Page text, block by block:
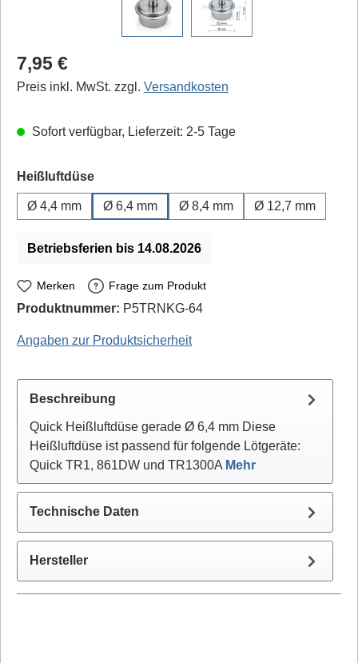
Regulärer Preis:
7,95 €
Preis inkl. MwSt. zzgl. Versandkosten
Sofort verfügbar, Lieferzeit: 2-5 Tage
Heißluftdüseauswählen
Ø 4,4 mm Ø 6,4 mm Ø 8,4 mm Ø 12,7 mm
Betriebsferien bis 14.08.2026
Merken Frage zum Produkt
Produktnummer: P5TRNKG-64
Angaben zur Produktsicherheit
Beschreibung
Quick Heißluftdüse gerade Ø 6,4 mm Diese
Heißluftdüse ist passend für folgende Lötgeräte:
Quick TR1, 861DW und TR1300A Mehr
Technische Daten
Hersteller